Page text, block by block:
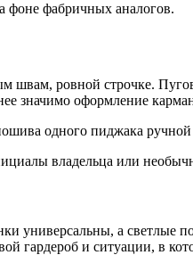
фоне фабричных аналогов.
ровной строчке.
значимо оформление
одного пиджака
владельца или
универсальны, а светлые
гардероб и ситуации, в